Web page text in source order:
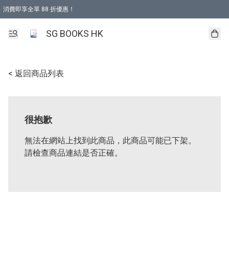
消費即享全單 88 折優惠！
SG BOOKS HK
< 返回商品列表
很抱歉
無法在網站上找到此商品，此商品可能已下架。
請檢查商品連結是否正確。